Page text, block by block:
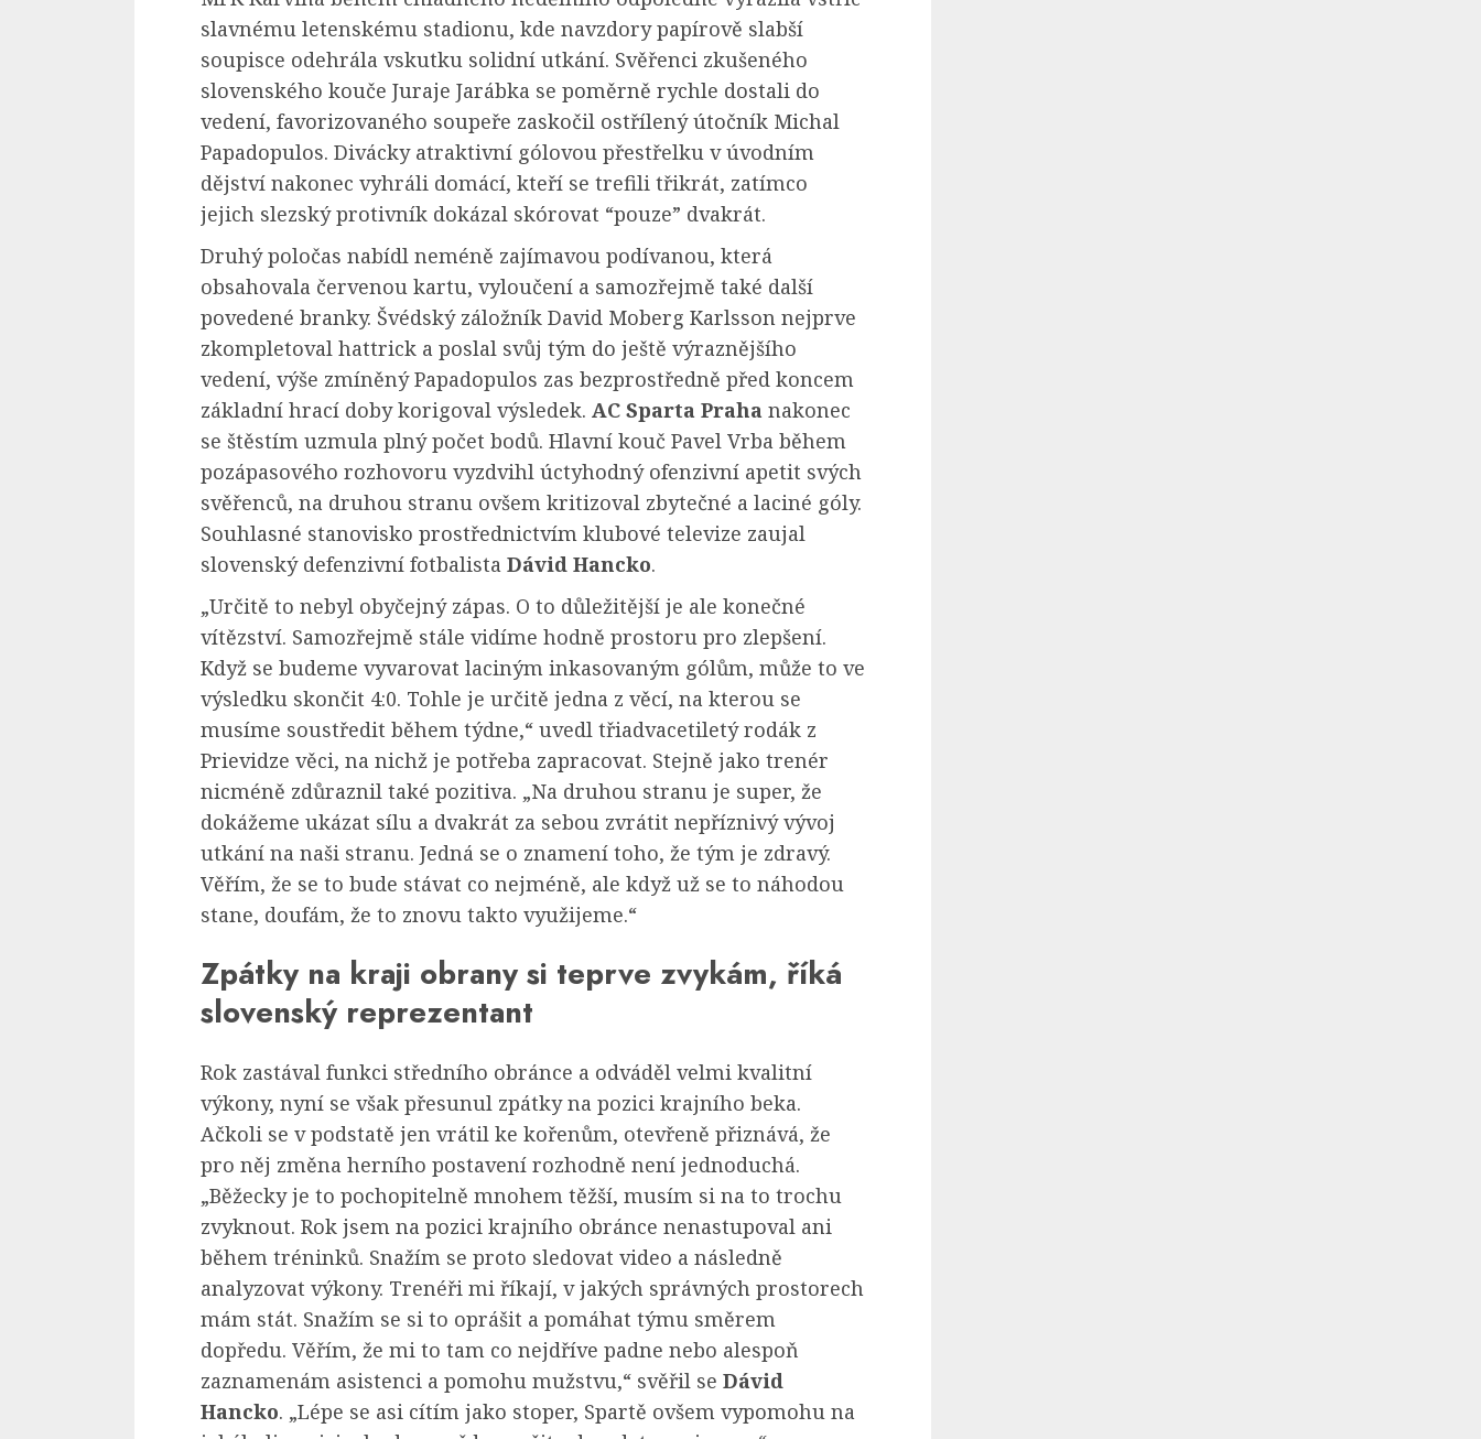
slavnému letenskému stadionu, kde navzdory papírově slabší
soupisce odehrála vskutku solidní utkání. Svěřenci zkušeného
slovenského kouče Juraje Jarábka se poměrně rychle dostali do
vedení, favorizovaného soupeře zaskočil ostřílený útočník Michal
Papadopulos. Divácky atraktivní gólovou přestřelku v úvodním
dějství nakonec vyhráli domácí, kteří se trefili třikrát, zatímco
jejich slezský protivník dokázal skórovat “pouze” dvakrát.
Druhý poločas nabídl neméně zajímavou podívanou, která
obsahovala červenou kartu, vyloučení a samozřejmě také další
povedené branky. Švédský záložník David Moberg Karlsson nejprve
zkompletoval hattrick a poslal svůj tým do ještě výraznějšího
vedení, výše zmíněný Papadopulos zas bezprostředně před koncem
základní hrací doby korigoval výsledek. AC Sparta Praha nakonec
se štěstím uzmula plný počet bodů. Hlavní kouč Pavel Vrba během
pozápasového rozhovoru vyzdvihl úctyhodný ofenzivní apetit svých
svěřenců, na druhou stranu ovšem kritizoval zbytečné a laciné góly.
Souhlasné stanovisko prostřednictvím klubové televize zaujal
slovenský defenzivní fotbalista Dávid Hancko.
„Určitě to nebyl obyčejný zápas. O to důležitější je ale konečné
vítězství. Samozřejmě stále vidíme hodně prostoru pro zlepšení.
Když se budeme vyvarovat laciným inkasovaným gólům, může to ve
výsledku skončit 4:0. Tohle je určitě jedna z věcí, na kterou se
musíme soustředit během týdne,“ uvedl třiadvacetiletý rodák z
Prievidze věci, na nichž je potřeba zapracovat. Stejně jako trenér
nicméně zdůraznil také pozitiva. „Na druhou stranu je super, že
dokážeme ukázat sílu a dvakrát za sebou zvrátit nepříznivý vývoj
utkání na naši stranu. Jedná se o znamení toho, že tým je zdravý.
Věřím, že se to bude stávat co nejméně, ale když už se to náhodou
stane, doufám, že to znovu takto využijeme.“
Zpátky na kraji obrany si teprve zvykám, říká
slovenský reprezentant
Rok zastával funkci středního obránce a odváděl velmi kvalitní
výkony, nyní se však přesunul zpátky na pozici krajního beka.
Ačkoli se v podstatě jen vrátil ke kořenům, otevřeně přiznává, že
pro něj změna herního postavení rozhodně není jednoduchá.
„Běžecky je to pochopitelně mnohem těžší, musím si na to trochu
zvyknout. Rok jsem na pozici krajního obránce nenastupoval ani
během tréninků. Snažím se proto sledovat video a následně
analyzovat výkony. Trenéři mi říkají, v jakých správných prostorech
mám stát. Snažím se si to oprášit a pomáhat týmu směrem
dopředu. Věřím, že mi to tam co nejdříve padne nebo alespoň
zaznamenám asistenci a pomohu mužstvu,“ svěřil se Dávid
Hancko. „Lépe se asi cítím jako stoper, Spartě ovšem vypomohu na